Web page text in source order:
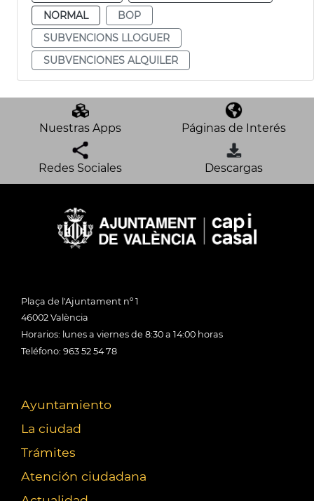
NORMAL
BOP
SUBVENCIONS LLOGUER
SUBVENCIONES ALQUILER
Nuestras Apps Páginas de Interés
Redes Sociales Descargas
Plaça de l'Ajuntament nº 1
46002 València
Horarios: lunes a viernes de 8:30 a 14:00 horas
Teléfono: 963 52 54 78
Ayuntamiento
La ciudad
Trámites
Atención ciudadana